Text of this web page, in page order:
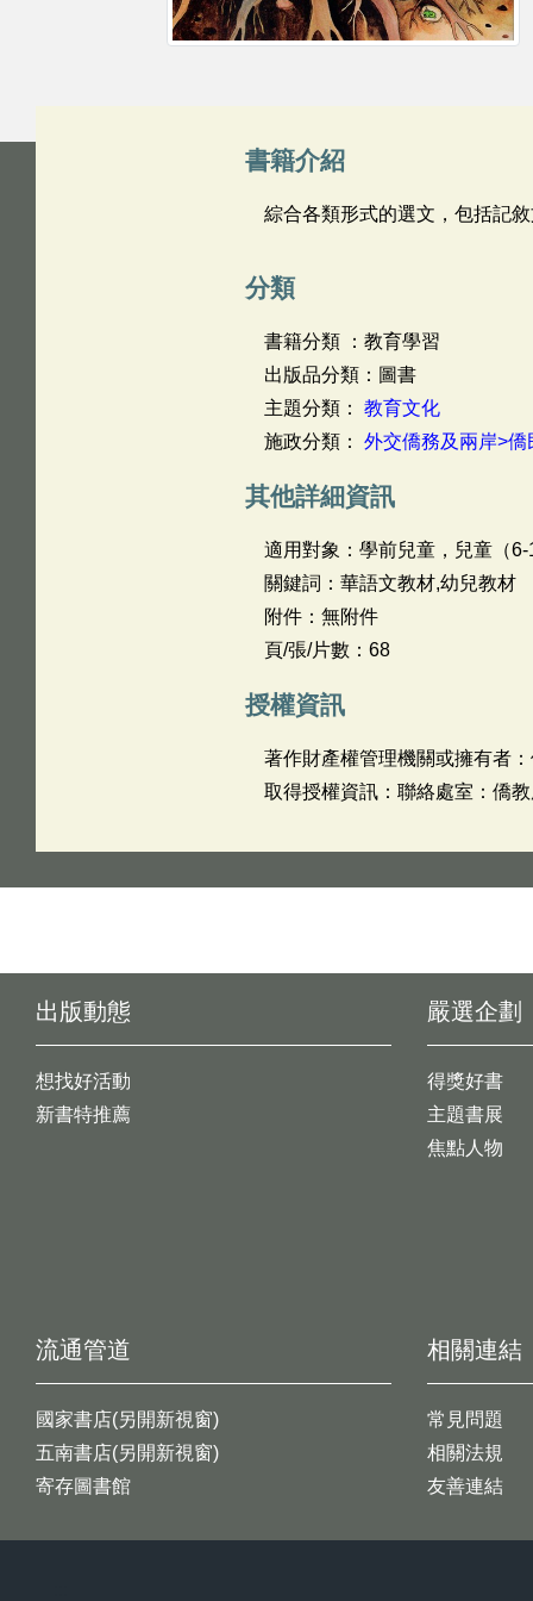
書籍介紹
綜合各類形式的選文，包括記
分類
書籍分類 ：教育學習
出版品分類：圖書
主題分類： 教育文化
施政分類： 外交僑務及兩岸>
其他詳細資訊
適用對象：學前兒童，兒童（6-
關鍵詞：華語文教材,幼兒教材
附件：無附件
頁/張/片數：68
授權資訊
著作財產權管理機關或擁有者
取得授權資訊：聯絡處室：僑
出版動態
想找好活動
新書特推薦
嚴選企劃
得獎好書
主題書展
焦點人物
流通管道
國家書店(另開新視窗)
五南書店(另開新視窗)
寄存圖書館
相關連結
常見問題
相關法規
友善連結